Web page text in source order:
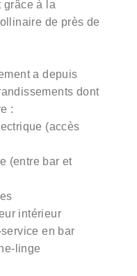
grâce à la
de près de
a depuis
dont
:
(accès
(entre bar et
intérieur
en bar
linge